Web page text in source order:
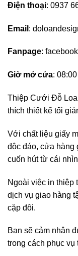
Điện thoại: 0937
Email :
Fanpage:
Giờ mở cửa:
Thiệp Cưới Đỗ
thích thiết kế tối
Với chất liệu giấy
độc đáo, cửa hàng
cuốn hút từ cái
Ngoài việc in thiệp
dịch vụ giao hàng
cặp đôi.
Bạn sẽ cảm nhận
trong cách phục vụ